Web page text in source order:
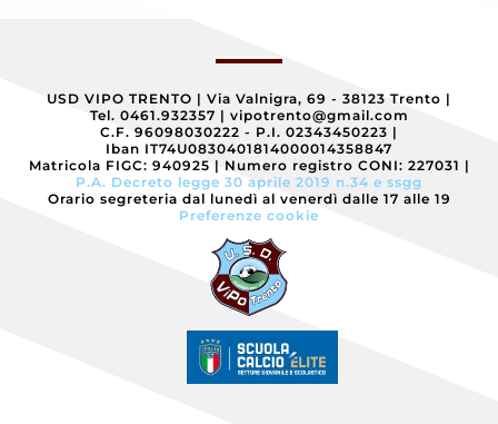
Villazzano
Esordienti
B
Villazzano
USD VIPO TRENTO | Via Valnigra, 69 - 38123 Trento |
Tel. 0461.932357 | vipotrento@gmail.com
C.F. 96098030222 - P.I. 02343450223 |
Iban IT74U0830401814000014358847
Matricola FIGC: 940925 | Numero registro CONI: 227031 |
P.A. Decreto legge 30 aprile 2019 n.34 e ssgg
Orario segreteria dal lunedì al venerdì dalle 17 alle 19
Preferenze cookie